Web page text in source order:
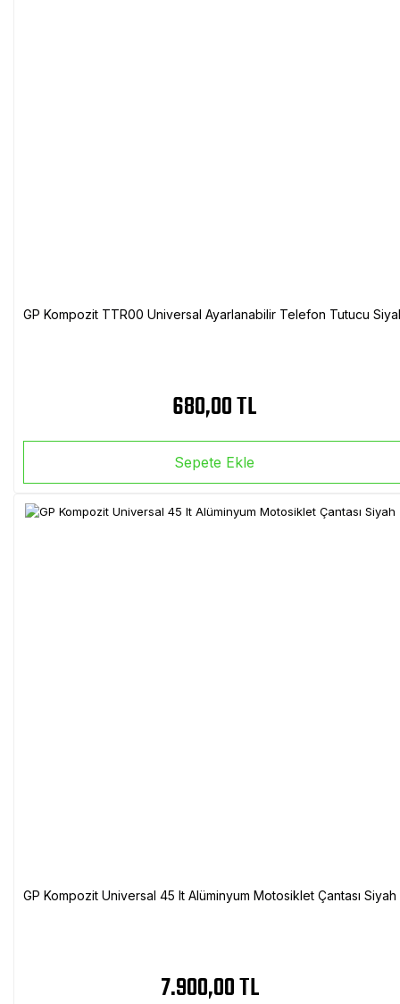
GP Kompozit TTR00 Universal Ayarlanabilir Telefon Tutucu
680,00 TL
Sepete Ekle
GP Kompozit Universal 45 lt Alüminyum Motosiklet Çantası Siyah
7.900,00 TL